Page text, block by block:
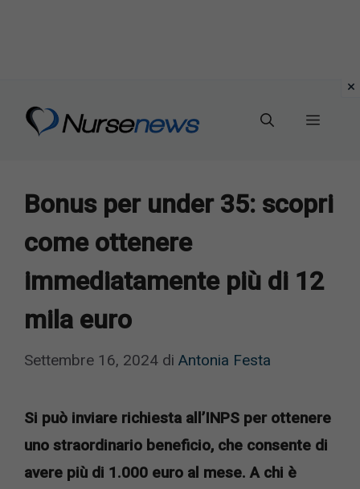
Menu
Bonus per under 35: scopri
come ottenere
immediatamente più di 12
mila euro
Settembre 16, 2024 di Antonia Festa
Si può inviare richiesta all’INPS per ottenere
uno straordinario beneficio, che consente di
avere più di 1.000 euro al mese. A chi è